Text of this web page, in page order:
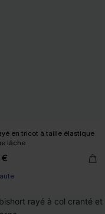
en tricot à taille élastique
lâche
€